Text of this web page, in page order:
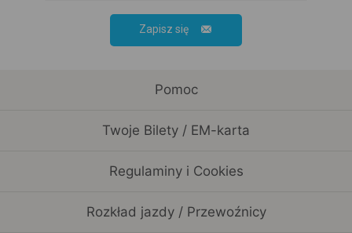
Zapisz się
Pomoc
Twoje Bilety / EM-karta
Regulaminy i Cookies
Rozkład jazdy / Przewoźnicy